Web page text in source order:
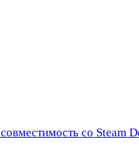
со Steam